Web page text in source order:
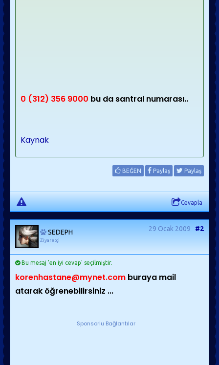
0 (312) 356 9000 bu da santral numarası..
Kaynak
BEĞEN Paylaş Paylaş
Cevapla
SEDEPH
Ziyaretçi
29 Ocak 2009 #2
Bu mesaj 'en iyi cevap' seçilmiştir.
korenhastane@mynet.com buraya mail
atarak öğrenebilirsiniz ...
Sponsorlu Bağlantılar